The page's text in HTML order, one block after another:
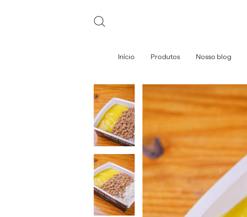
Início Produtos Nosso blog